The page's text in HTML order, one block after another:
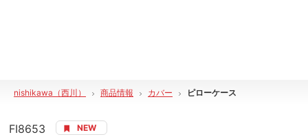
nishikawa（西川） 商品情報 カバー ピローケース
FI8653 NEW